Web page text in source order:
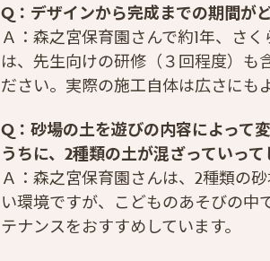
Q：デザインから完成までの期間が
Ａ：森之宮保育園さんで約1年、さ
は、先生向けの研修（３回程度）も
ださい。実際の施工自体は広さにも
Q：砂場の土を遊びの内容によって
うちに、2種類の土が混ざっていっ
Ａ：森之宮保育園さんは、2種類の
い環境ですが、こどものあそびの中
テナンスをおすすめしています。